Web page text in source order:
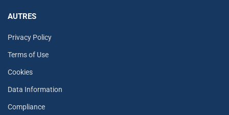
AUTRES
Privacy Policy
Terms of Use
Cookies
Data Information
Compliance